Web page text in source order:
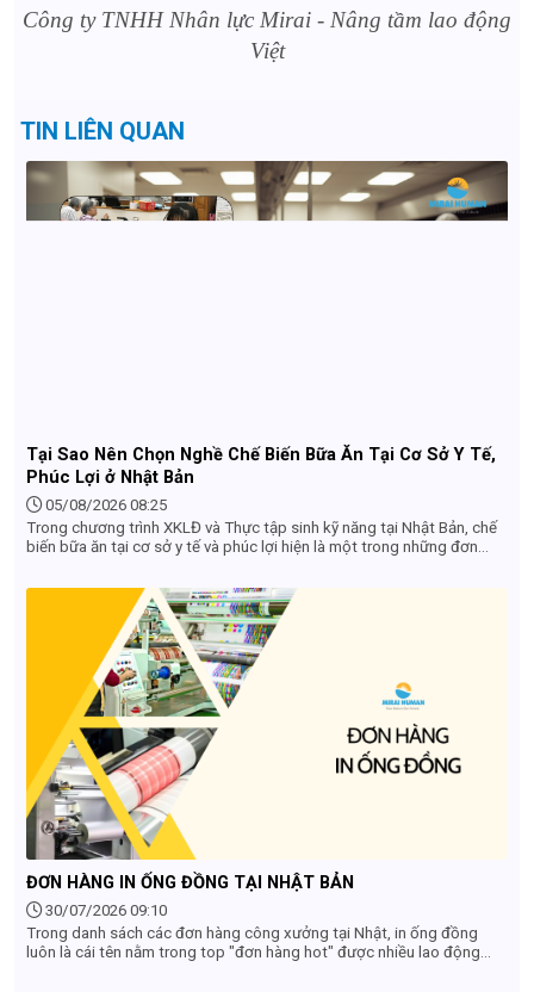
Công ty TNHH Nhân lực Mirai - Nâng tầm lao động
Việt
TIN LIÊN QUAN
Tại Sao Nên Chọn Nghề Chế Biến Bữa Ăn Tại Cơ Sở Y Tế,
Phúc Lợi ở Nhật Bản
05/08/2026 08:25
Trong chương trình XKLĐ và Thực tập sinh kỹ năng tại Nhật Bản, chế
biến bữa ăn tại cơ sở y tế và phúc lợi hiện là một trong những đơn
thu nhập ổn định và nhiều ưu thế vượt trội.
ĐƠN HÀNG IN ỐNG ĐỒNG TẠI NHẬT BẢN
30/07/2026 09:10
Trong danh sách các đơn hàng công xưởng tại Nhật, in ống đồng
luôn là cái tên nằm trong top "đơn hàng hot" được nhiều lao động